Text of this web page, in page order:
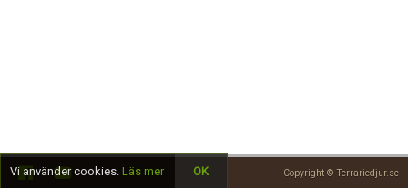
Copyright © Terrariedjur.se
Vi använder cookies. Läs mer OK